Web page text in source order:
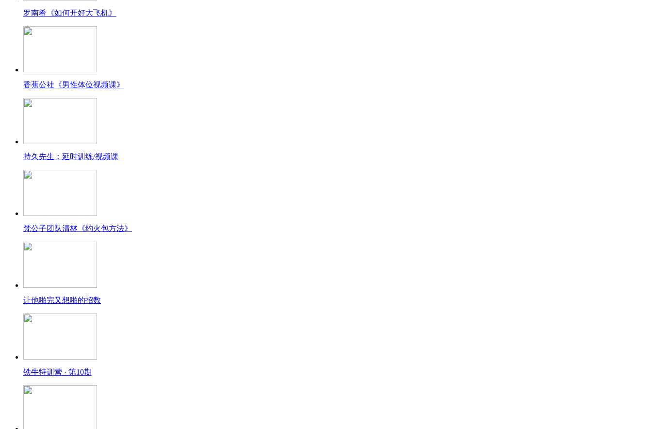
罗南希《如何开好大飞机》
香蕉公社《男性体位视频课》
持久先生：延时训练/视频课
梵公子团队清林《约火包方法》
让他啪完又想啪的招数
铁牛特训营 · 第10期